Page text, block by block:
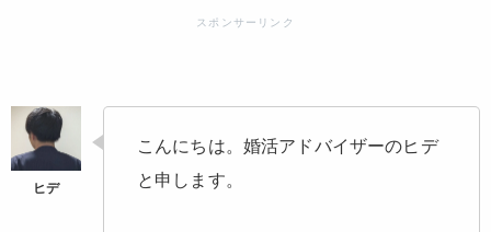
こんにちは。婚活アドバイザーのヒデ
と申します。